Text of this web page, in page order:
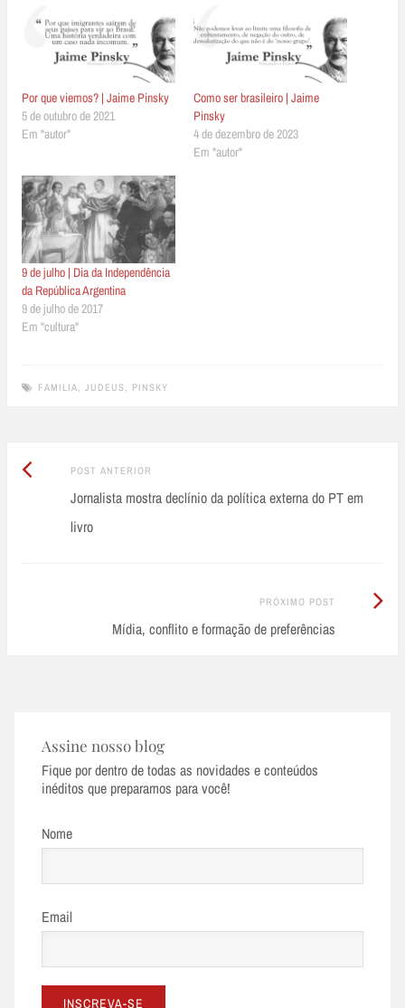
Por que viemos? | Jaime Pinsky
5 de outubro de 2021
Em "autor"
Como ser brasileiro | Jaime
Pinsky
4 de dezembro de 2023
Em "autor"
9 de julho | Dia da Independência
da República Argentina
9 de julho de 2017
Em "cultura"
FAMILIA, JUDEUS, PINSKY
Post
navigation
POST ANTERIOR
Anterior:
Jornalista mostra declínio da política externa do PT em
livro
PRÓXIMO POST
Mídia, conflito e formação de preferências
Próximo
Assine nosso blog
Fique por dentro de todas as novidades e conteúdos
inéditos que preparamos para você!
Nome
Email